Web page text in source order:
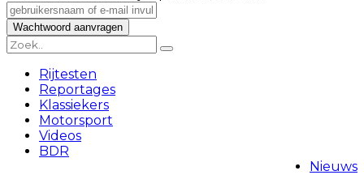
Rijtesten
Reportages
Klassiekers
Motorsport
Videos
BDR
Nieuws